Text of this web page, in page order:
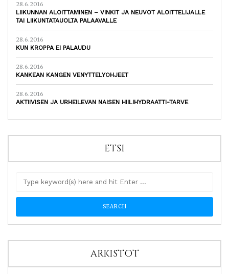
28.6.2016
LIIKUNNAN ALOITTAMINEN – VINKIT JA NEUVOT ALOITTELIJALLE
TAI LIIKUNTATAUOLTA PALAAVALLE
28.6.2016
KUN KROPPA EI PALAUDU
28.6.2016
KANKEAN KANGEN VENYTTELYOHJEET
28.6.2016
AKTIIVISEN JA URHEILEVAN NAISEN HIILIHYDRAATTI-TARVE
ETSI
ARKISTOT